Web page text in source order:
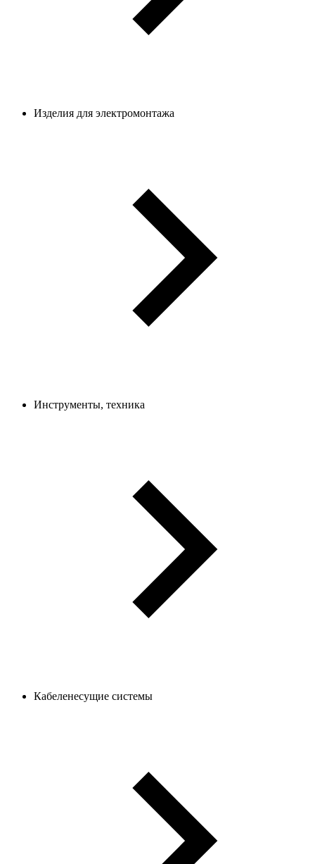
Изделия для электромонтажа
Инструменты, техника
Кабеленесущие системы